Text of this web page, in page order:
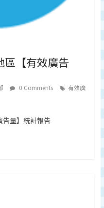
區【有效廣告
0 Comments
有效廣
告量】統計報告